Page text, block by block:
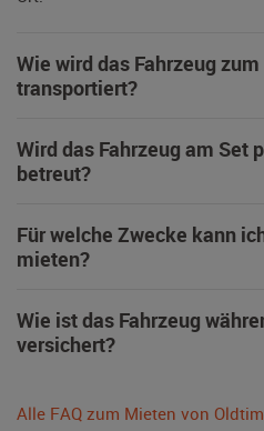
Wie wird das Fahrzeug
transportiert?
Wird das Fahrzeug am Set
betreut?
Für welche Zwecke kann
mieten?
Wie ist das Fahrzeug
versichert?
Alle FAQ zum Mieten von